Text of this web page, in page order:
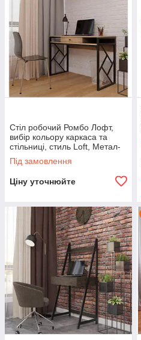
Стіл робочий Ромбо Лофт,
вибір кольору каркаса та
стільниці, стиль Loft, Метал-
Дизайн
Під замовлення
Ціну уточнюйте